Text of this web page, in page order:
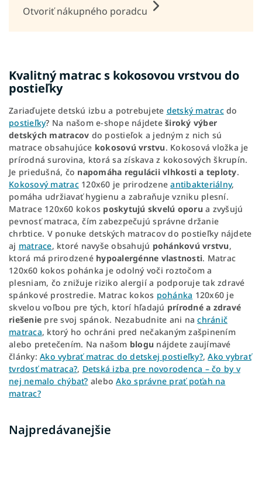
Otvoriť nákupného poradcu
Kvalitný matrac s kokosovou vrstvou do
postieľky
Zariaďujete detskú izbu a potrebujete detský matracdo
postieľky? Na našom e-shope nájdete široký výber
detských matracov do postieľok a jedným z nich sú
matrace obsahujúce kokosovú vrstvu. Kokosová vložka je
prírodná surovina, ktorá sa získava z kokosových škrupín.
Je priedušná, čo napomáha regulácii vlhkosti a teploty.
Kokosový matrac120x60 je prirodzeneantibakteriálny,
pomáha udržiavať hygienu a zabraňuje vzniku plesní.
Matrace 120x60 kokos poskytujú skvelú oporu a zvyšujú
pevnosť matraca, čím zabezpečujú správne držanie
chrbtice. V ponuke detských matracov do postieľky nájdete
aj matrace, ktoré navyše obsahujú pohánkovú vrstvu,
ktorá má prirodzené hypoalergénne vlastnosti. Matrac
120x60 kokos pohánka je odolný voči roztočom a
plesniam, čo znižuje riziko alergií a podporuje tak zdravé
spánkové prostredie. Matrac kokos pohánka 120x60 je
skvelou voľbou pre tých, ktorí hľadajú prírodné a zdravé
riešenie pre svoj spánok. Nezabudnite ani nachránič
matraca, ktorý ho ochráni pred nečakaným zašpinením
alebo pretečením. Na našom blogu nájdete zaujímavé
články: Ako vybrať matrac do detskej postieľky?,Ako vybrať
tvrdosť matraca?, Detská izba pre novorodenca – čo by v
nej nemalo chýbať? aleboAko správne prať poťah na
matrac?
Najpredávanejšie